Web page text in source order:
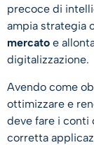
precoce di
ampia strategia
mercato e
digitalizzazione.
Avendo come
ottimizzare e
deve fare i conti
corretta